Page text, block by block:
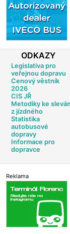
ODKAZY
Legislativa pro
veřejnou dopravu
Cenový věstník
2026
CIS JŘ
Metodiky ke
z jízdného
Statistika
autobusové
dopravy
Informace pro
dopravce
Reklama